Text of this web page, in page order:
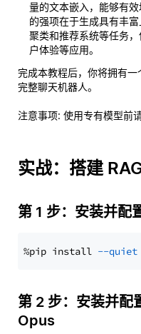
量的文本嵌入，能够有
的强项在于生成具有丰
聚类和推荐系统等任务
户体验等应用。
完成本教程后，你将拥有
完整聊天机器人。
注意事项: 使用专有模型前
实战：搭建
第 1 步：安装并配
%pip install --quiet
第 2 步：安装并
Opus